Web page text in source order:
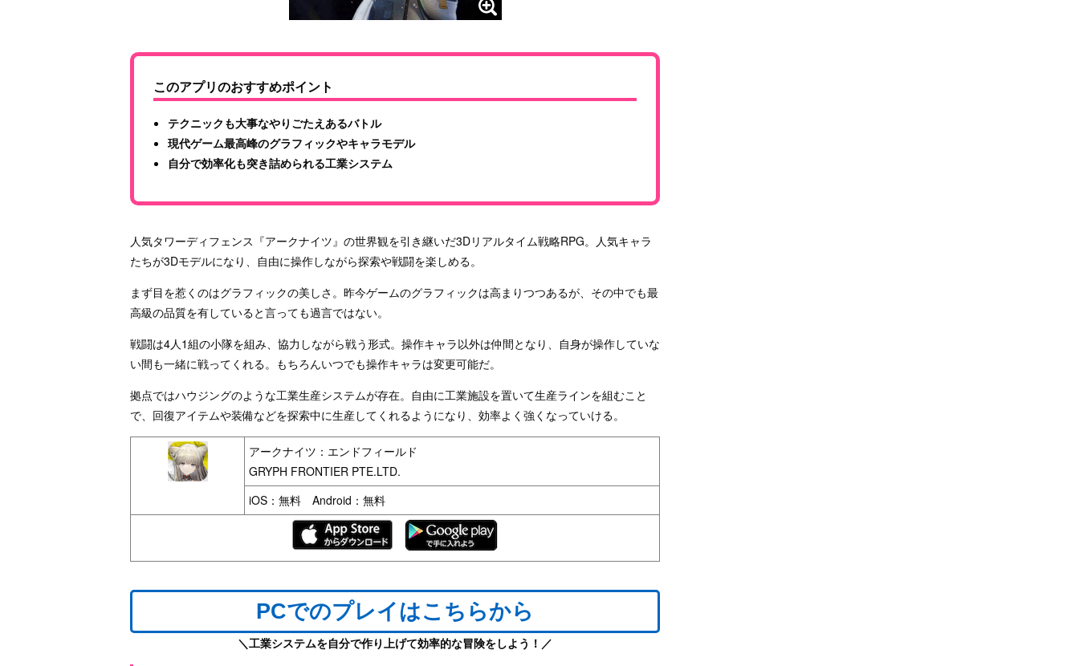
このアプリのおすすめポイント
テクニックも大事なやりごたえあるバトル
現代ゲーム最高峰のグラフィックやキャラモデル
自分で効率化も突き詰められる工業システム
人気タワーディフェンス『アークナイツ』の世界観を引き継いだ3Dリアルタイム戦略RPG。人気キャラ
たちが3Dモデルになり、自由に操作しながら探索や戦闘を楽しめる。
まず目を惹くのはグラフィックの美しさ。昨今ゲームのグラフィックは高まりつつあるが、その中でも最
高級の品質を有していると言っても過言ではない。
戦闘は4人1組の小隊を組み、協力しながら戦う形式。操作キャラ以外は仲間となり、自身が操作していな
い間も一緒に戦ってくれる。もちろんいつでも操作キャラは変更可能だ。
拠点ではハウジングのような工業生産システムが存在。自由に工業施設を置いて生産ラインを組むこと
で、回復アイテムや装備などを探索中に生産してくれるようになり、効率よく強くなっていける。
アークナイツ：エンドフィールド
GRYPH FRONTIER PTE.LTD.
iOS：無料 Android：無料
PCでのプレイはこちらから
＼工業システムを自分で作り上げて効率的な冒険をしよう！／